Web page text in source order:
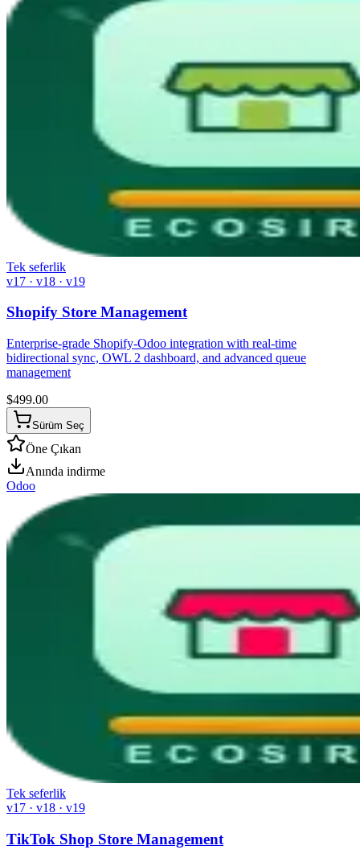
Tek seferlik
v17 · v18 · v19
Shopify Store Management
Enterprise-grade Shopify-Odoo integration with real-time
bidirectional sync, OWL 2 dashboard, and advanced queue
management
$499.00
Sürüm Seç
Öne Çıkan
Anında indirme
Odoo
Tek seferlik
v17 · v18 · v19
TikTok Shop Store Management